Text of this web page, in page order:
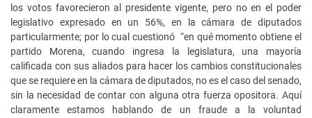
los votos favorecieron al presidente vigente, pero no en el poder
legislativo expresado en un 56%, en la cámara de diputados
particularmente; por lo cual cuestionó “en qué momento obtiene el
partido Morena, cuando ingresa la legislatura, una mayoría
calificada con sus aliados para hacer los cambios constitucionales
que se requiere en la cámara de diputados, no es el caso del senado,
sin la necesidad de contar con alguna otra fuerza opositora. Aquí
claramente estamos hablando de un fraude a la voluntad